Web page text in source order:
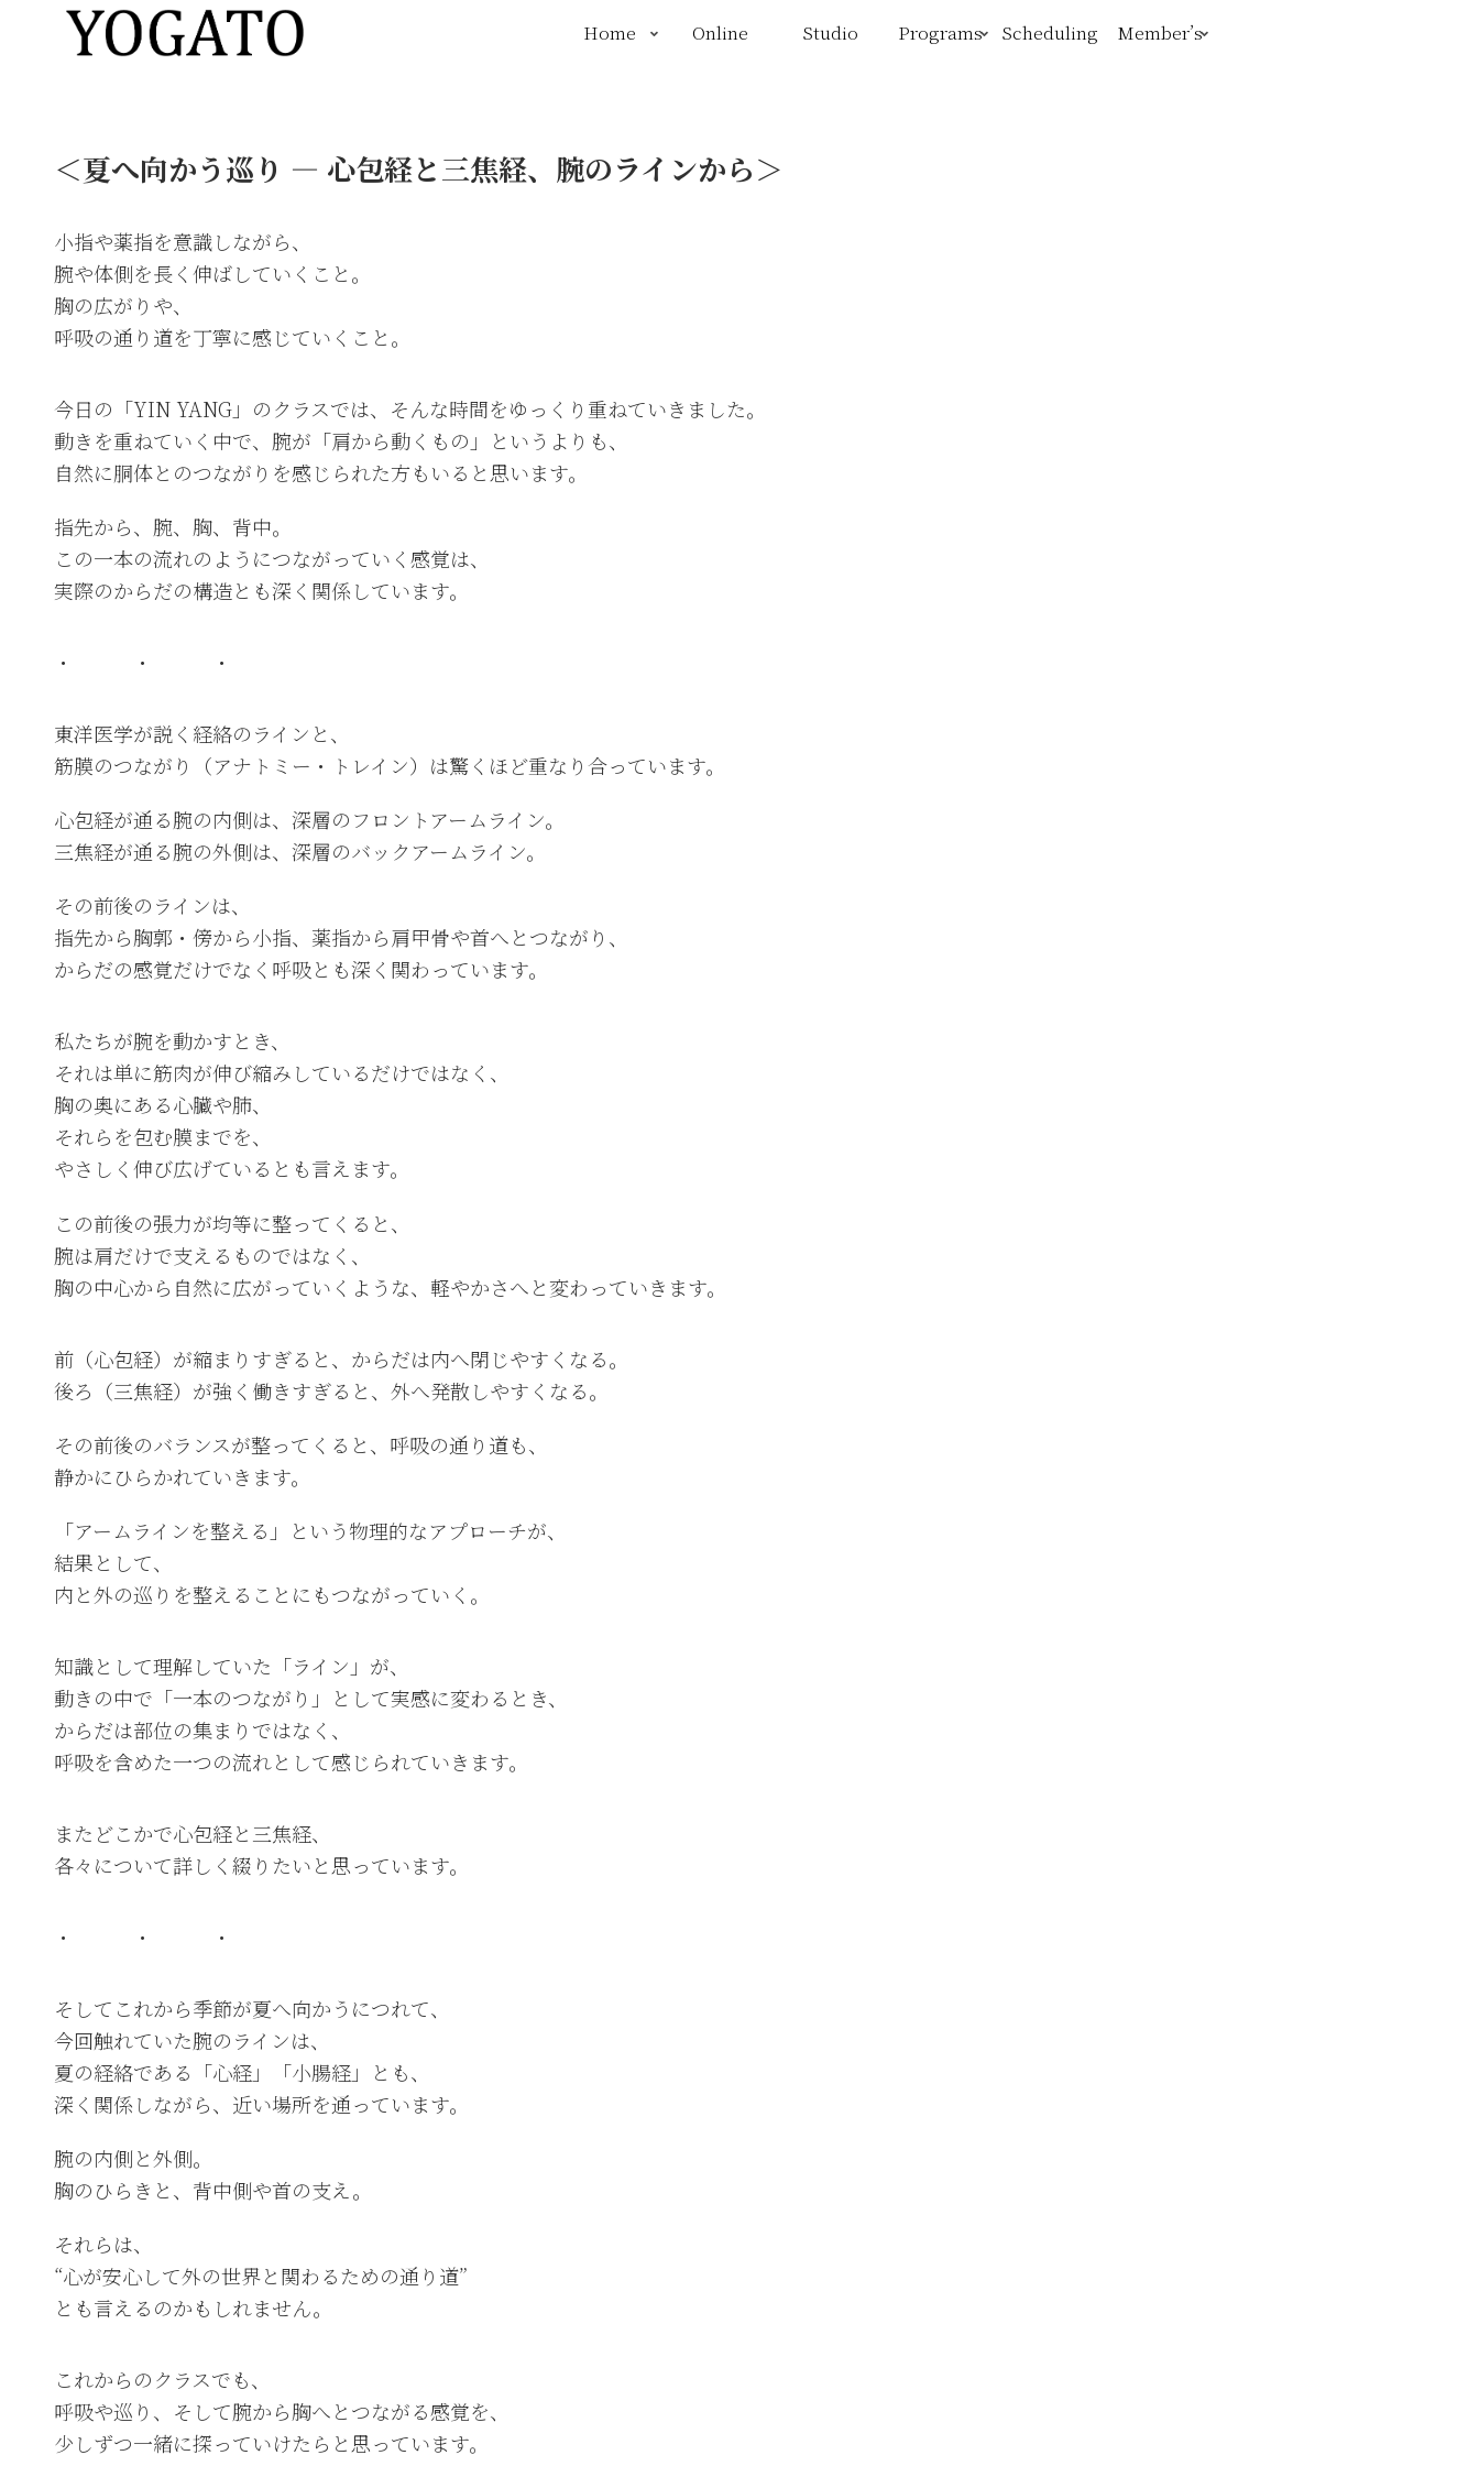
Home Online Studio Programs Scheduling Member’s
＜夏へ向かう巡り ― 心包経と三焦経、腕のラインから＞
小指や薬指を意識しながら、
腕や体側を長く伸ばしていくこと。
胸の広がりや、
呼吸の通り道を丁寧に感じていくこと。
今日の「YIN YANG」のクラスでは、そんな時間をゆっくり重ねていきました。
動きを重ねていく中で、腕が「肩から動くもの」というよりも、
自然に胴体とのつながりを感じられた方もいると思います。
指先から、腕、胸、背中。
この一本の流れのようにつながっていく感覚は、
実際のからだの構造とも深く関係しています。
・ ・ ・
東洋医学が説く経絡のラインと、
筋膜のつながり（アナトミー・トレイン）は驚くほど重なり合っています。
心包経が通る腕の内側は、深層のフロントアームライン。
三焦経が通る腕の外側は、深層のバックアームライン。
その前後のラインは、
指先から胸郭・傍から小指、薬指から肩甲骨や首へとつながり、
からだの感覚だけでなく呼吸とも深く関わっています。
私たちが腕を動かすとき、
それは単に筋肉が伸び縮みしているだけではなく、
胸の奥にある心臓や肺、
それらを包む膜までを、
やさしく伸び広げているとも言えます。
この前後の張力が均等に整ってくると、
腕は肩だけで支えるものではなく、
胸の中心から自然に広がっていくような、軽やかさへと変わっていきます。
前（心包経）が縮まりすぎると、からだは内へ閉じやすくなる。
後ろ（三焦経）が強く働きすぎると、外へ発散しやすくなる。
その前後のバランスが整ってくると、呼吸の通り道も、
静かにひらかれていきます。
「アームラインを整える」という物理的なアプローチが、
結果として、
内と外の巡りを整えることにもつながっていく。
知識として理解していた「ライン」が、
動きの中で「一本のつながり」として実感に変わるとき、
からだは部位の集まりではなく、
呼吸を含めた一つの流れとして感じられていきます。
またどこかで心包経と三焦経、
各々について詳しく綴りたいと思っています。
・ ・ ・
そしてこれから季節が夏へ向かうにつれて、
今回触れていた腕のラインは、
夏の経絡である「心経」「小腸経」とも、
深く関係しながら、近い場所を通っています。
腕の内側と外側。
胸のひらきと、背中側や首の支え。
それらは、
“心が安心して外の世界と関わるための通り道”
とも言えるのかもしれません。
これからのクラスでも、
呼吸や巡り、そして腕から胸へとつながる感覚を、
少しずつ一緒に探っていけたらと思っています。